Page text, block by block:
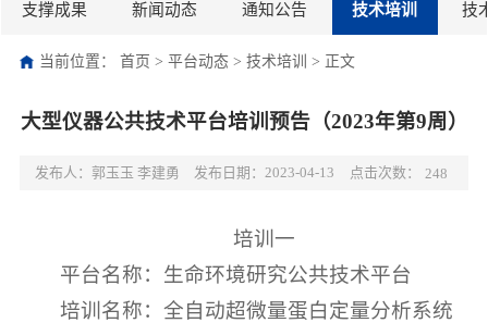
支撑成果 新闻动态 通知公告 技术培训 技
当前位置：首页 >平台动态 >技术培训 > 正文
大型仪器公共技术平台培训预告（2023年第9周）
发布人：郭玉玉 李建勇 发布日期：2023-04-13 点击次数： 248
培训一
平台名称：生命环境研究公共技术平台
培训名称：全自动超微量蛋白定量分析系统